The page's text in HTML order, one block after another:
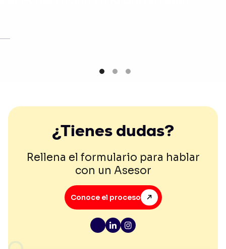
¿Tienes dudas?
Rellena el formulario para hablar
con un Asesor
Conoce el proceso